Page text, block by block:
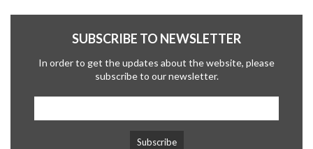
SUBSCRIBE TO NEWSLETTER
In order to get the updates about the website, please
subscribe to our newsletter.